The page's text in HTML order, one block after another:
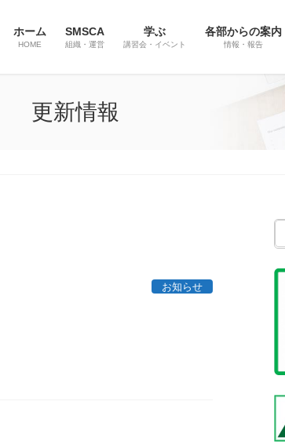
ホーム
HOME
SMSCA
組織・運営
学ぶ
講習会・イベント
各部からの案内
情報・報告
更新情報
お知らせ